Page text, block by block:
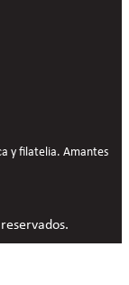
y filatelia. Amantes